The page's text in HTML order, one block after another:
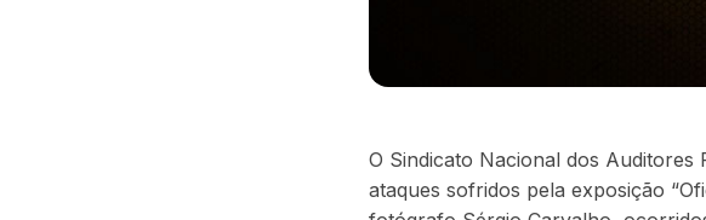
O Sindicato Nacional dos
ataques sofridos pela exposição